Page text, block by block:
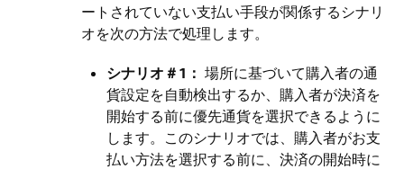
ートされていない支払い手段が​​関係するシナリ
オを次の方法で処理します。
シナリオ＃1： 場所に基づいて購入者の通
貨設定を自動検出するか、購入者が決済を
開始する前に優先通貨を選択できるように
します。このシナリオでは、購入者がお支
払い方法を選択する前に、決済の開始時に